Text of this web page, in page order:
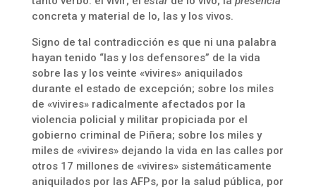
concreta y material de lo, las y los vivos.
Signo de tal contradicción es que ni una palabra
hayan tenido “las y los defensores” de la vida
sobre las y los veinte «vivires» aniquilados
durante el estado de excepción; sobre los miles
de «vivires» radicalmente afectados por la
violencia policial y militar propiciada por el
gobierno criminal de Piñera; sobre los miles y
miles de «vivires» dejando la vida en las calles por
otros 17 millones de «vivires» sistemáticamente
aniquilados por las AFPs, por la salud pública, por